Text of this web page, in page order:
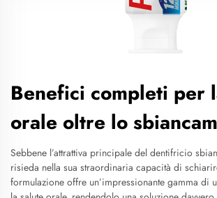
Benefici completi per
orale oltre lo
Sebbene l’attrattiva principale del dentifricio
risieda nella sua straordinaria capacità di
formulazione offre un’impressionante gamma di